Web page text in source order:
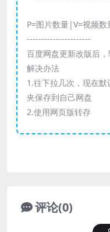
P=图片数量|V=视频数
----------------------
百度网盘更新改版后
解决办法
1.往下拉几次，现在
夹保存到自己网盘
2.使用网页版转存
评论(0)